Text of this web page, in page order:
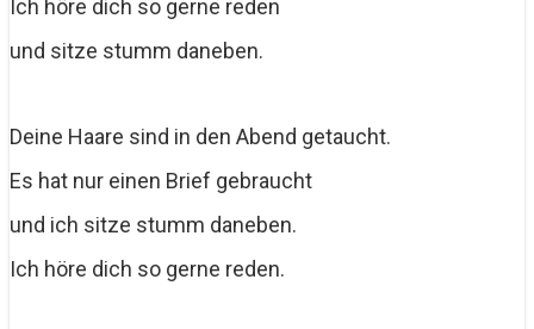
Ich höre dich so gerne reden
und sitze stumm daneben.
Deine Haare sind in den Abend getaucht.
Es hat nur einen Brief gebraucht
und ich sitze stumm daneben.
Ich höre dich so gerne reden.